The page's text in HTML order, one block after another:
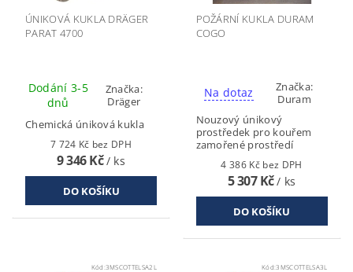
ÚNIKOVÁ KUKLA DRÄGER
PARAT 4700
Dodání 3-5
dnů
Značka:
Dräger
Chemická úniková kukla
7 724 Kč bez DPH
9 346 Kč/ ks
POŽÁRNÍ KUKLA DURAM
COGO
Na dotaz
Značka:
Duram
Nouzový únikový
prostředek pro kouřem
zamořené prostředí
4 386 Kč bez DPH
5 307 Kč/ ks
Kód: 3MSCOTTELSA2L Kód:3MSCOTTELSA3L